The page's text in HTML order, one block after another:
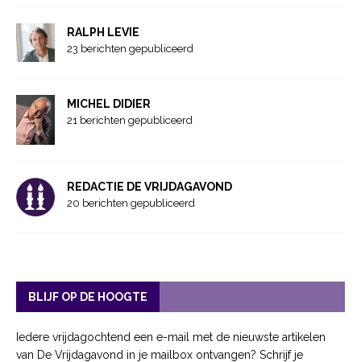
RALPH LEVIE
23 berichten gepubliceerd
MICHEL DIDIER
21 berichten gepubliceerd
REDACTIE DE VRIJDAGAVOND
20 berichten gepubliceerd
BLIJF OP DE HOOGTE
Iedere vrijdagochtend een e-mail met de nieuwste artikelen
van De Vrijdagavond in je mailbox ontvangen? Schrijf je